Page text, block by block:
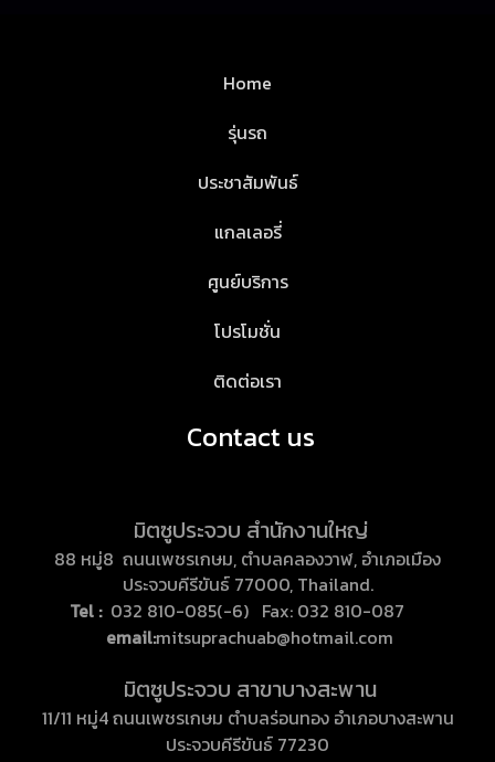
Home
รุ่นรถ
ประชาสัมพันธ์
แกลเลอรี่
ศูนย์บริการ
โปรโมชั่น
ติดต่อเรา
Contact us
มิตซูประจวบ สำนักงานใหญ่
88 หมู่8 ถนนเพชรเกษม, ตำบลคลองวาฬ, อำเภอเมือง
ประจวบคีรีขันธ์ 77000, Thailand.
Tel :032 810-085(-6) Fax: 032 810-087
email:mitsuprachuab@hotmail.com
มิตซูประจวบ สาขาบางสะพาน
11/11 หมู่4 ถนนเพชรเกษม ตำบลร่อนทอง อำเภอบางสะพาน
ประจวบคีรีขันธ์ 77230